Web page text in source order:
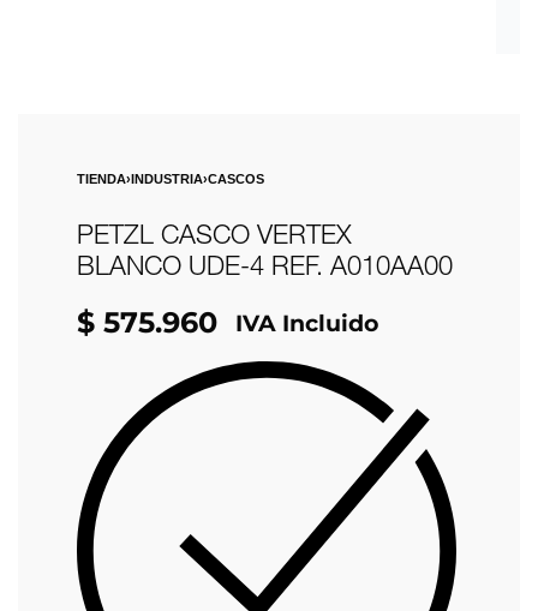
TIENDA›INDUSTRIA›CASCOS
PETZL CASCO VERTEX
BLANCO UDE-4 REF. A010AA00
$ 575.960 IVA Incluido